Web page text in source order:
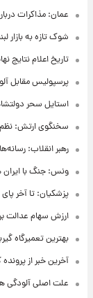
عمان: مذاکرات
شوک تازه به بازار
تاریخ اعلام
پرسپولیس مقابل
استایل سحر
سخنگوی ارتش: نظم
رهبر انقلاب:
ونس: جنگ با ایران
پزشکیان: تا آخر
ارزش سهام عدالت برای امروز ۱۷
بهترین تعمیرگاه
آخرین خبر از پرونده
علت اصلی آلودگی